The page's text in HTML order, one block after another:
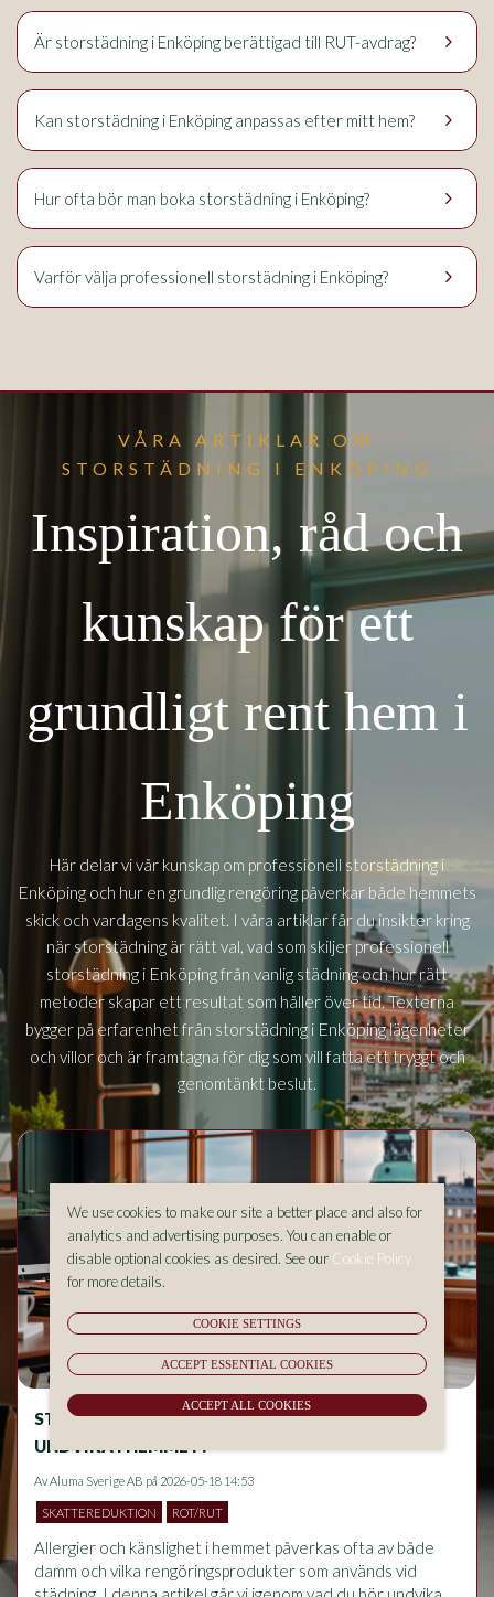
keyboard_arrow_right
Är storstädning i Enköping berättigad till RUT-avdrag?
keyboard_arrow_right
Kan storstädning i Enköping anpassas efter mitt hem?
keyboard_arrow_right
Hur ofta bör man boka storstädning i Enköping?
keyboard_arrow_right
Varför välja professionell storstädning i Enköping?
VÅRA ARTIKLAR OM
STORSTÄDNING I ENKÖPING
Inspiration, råd och
kunskap för ett
grundligt rent hem i
Enköping
Här delar vi vår kunskap om professionell storstädning i
Enköping och hur en grundlig rengöring påverkar både hemmets
skick och vardagens kvalitet. I våra artiklar får du insikter kring
när storstädning är rätt val, vad som skiljer professionell
storstädning i Enköpingfrån vanlig städning och hur rätt
metoder skapar ett resultat som håller över tid. Texterna
bygger på erfarenhet från storstädning i Enköpinglägenheter
och villor och är framtagna för dig som vill fatta ett tryggt och
genomtänkt beslut.
STÄDNING OCH ALLERGIER – VAD BÖR DU
UNDVIKA I HEMMET?
Av Aluma Sverige AB på 2026-05-18 14:53
SKATTEREDUKTION ROT/RUT
Allergier och känslighet i hemmet påverkas ofta av både
damm och vilka rengöringsprodukter som används vid
We use cookies to make our site a better place and also for
analytics and advertising purposes. You can enable or
disable optional cookies as desired. See our Cookie Policy
for more details.
COOKIE SETTINGS
ACCEPT ESSENTIAL COOKIES
ACCEPT ALL COOKIES